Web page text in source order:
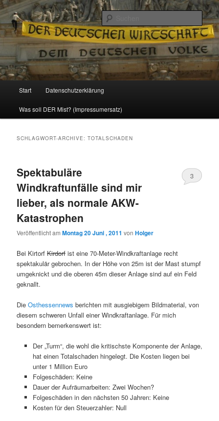
Reizzentrum
Politik, Wirtschaft, Soziales und Gesellschaft
Zum
Inhalt
Zum
sekundären
Start Datenschutzerklärung
Was soll DER Mist? (Impressumersatz)
SCHLAGWORT-ARCHIVE:TOTALSCHADEN
Spektabuläre
Windkraftunfälle sind mir
lieber, als normale AKW-
Katastrophen
Veröffentlicht amMontag 20 Juni , 2011 vonHolger
3
Bei KirtorfKirdorf ist eine 70-Meter-Windkraftanlage recht
spektakulär gebrochen. In der Höhe von 25m ist der Mast stumpf
umgeknickt und die oberen 45m dieser Anlage sind auf ein Feld
geknallt.
DieOsthessennews berichten mit ausgiebigem Bildmaterial, von
diesem schweren Unfall einer Windkraftanlage. Für mich
besondern bemerkenswert ist:
Der „Turm“, die wohl die kritischste Komponente der Anlage,
hat einen Totalschaden hingelegt. Die Kosten liegen bei
unter 1 Million Euro
Folgeschäden: Keine
Dauer der Aufräumarbeiten: Zwei Wochen?
Folgeschäden in den nächsten 50 Jahren: Keine
Kosten für den Steuerzahler: Null